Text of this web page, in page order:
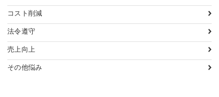
コスト削減
法令遵守
売上向上
その他悩み